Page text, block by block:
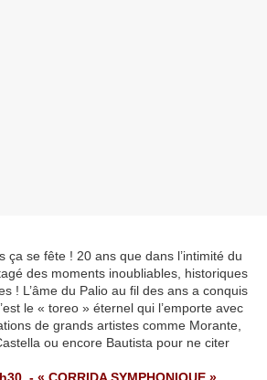
ça se fête ! 20 ans que dans l’intimité du
des moments inoubliables, historiques
! L’âme du Palio au fil des ans a conquis
le « toreo » éternel qui l’emporte avec
de grands artistes comme Morante,
ou encore Bautista pour ne citer